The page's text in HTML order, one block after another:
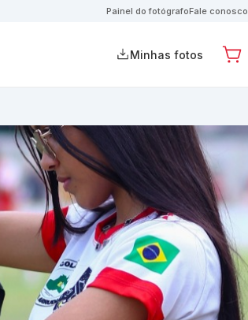
Painel do fotógrafoFale conosco
Minhas fotos